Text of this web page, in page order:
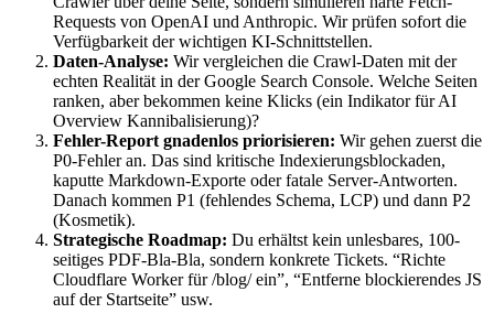
Requests von OpenAI und Anthropic. Wir prüfen sofort die
Verfügbarkeit der wichtigen KI-Schnittstellen.
Daten-Analyse: Wir vergleichen die Crawl-Daten mit der
echten Realität in der Google Search Console. Welche Seiten
ranken, aber bekommen keine Klicks (ein Indikator für AI
Overview Kannibalisierung)?
Fehler-Report gnadenlos priorisieren: Wir gehen zuerst die
P0-Fehler an. Das sind kritische Indexierungsblockaden,
kaputte Markdown-Exporte oder fatale Server-Antworten.
Danach kommen P1 (fehlendes Schema, LCP) und dann P2
(Kosmetik).
Strategische Roadmap: Du erhältst kein unlesbares, 100-
seitiges PDF-Bla-Bla, sondern konkrete Tickets. “Richte
Cloudflare Worker für /blog/ ein”, “Entferne blockierendes JS
auf der Startseite” usw.